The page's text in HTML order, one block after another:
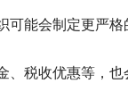
能会制定更严
税收优惠等，